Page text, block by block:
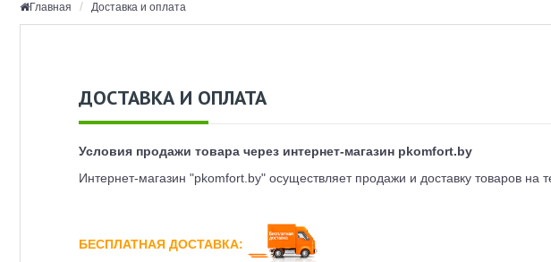
Главная Доставка и оплата
ДОСТАВКА И ОПЛАТА
Условия продажи товара через интернет-магазин pkomfort.by
Интернет-магазин "pkomfort.by" осуществляет продажи и доставку товаров на
БЕСПЛАТНАЯ ДОСТАВКА: